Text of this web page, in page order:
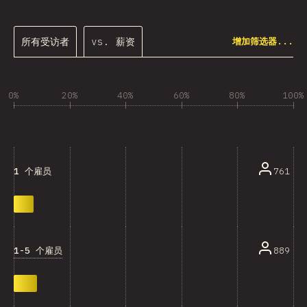
所有受访者 vs. 薪资 增加筛选器...
0% 20% 40% 60% 80% 100%
1 个雇员 761
1-5 个雇员 889